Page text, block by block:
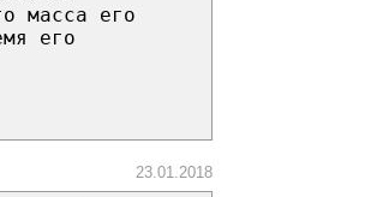
масса его
его
23.01.2018